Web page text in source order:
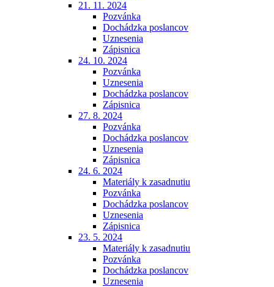
21. 11. 2024
Pozvánka
Dochádzka poslancov
Uznesenia
Zápisnica
24. 10. 2024
Pozvánka
Uznesenia
Dochádzka poslancov
Zápisnica
27. 8. 2024
Pozvánka
Dochádzka poslancov
Uznesenia
Zápisnica
24. 6. 2024
Materiály k zasadnutiu
Pozvánka
Dochádzka poslancov
Uznesenia
Zápisnica
23. 5. 2024
Materiály k zasadnutiu
Pozvánka
Dochádzka poslancov
Uznesenia